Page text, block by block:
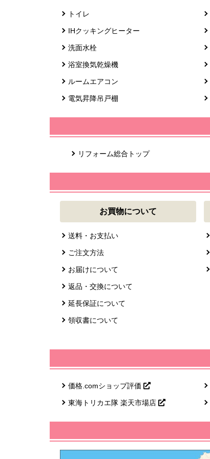
トイレ
IHクッキングヒーター
洗面水栓
浴室換気乾燥機
ルームエアコン
電気昇降吊戸棚
リフォーム総合トップ
お買物について
送料・お支払い
ご注文方法
お届けについて
返品・交換について
延長保証について
領収書について
価格.comショップ評価
東海トリカエ隊 楽天市場店